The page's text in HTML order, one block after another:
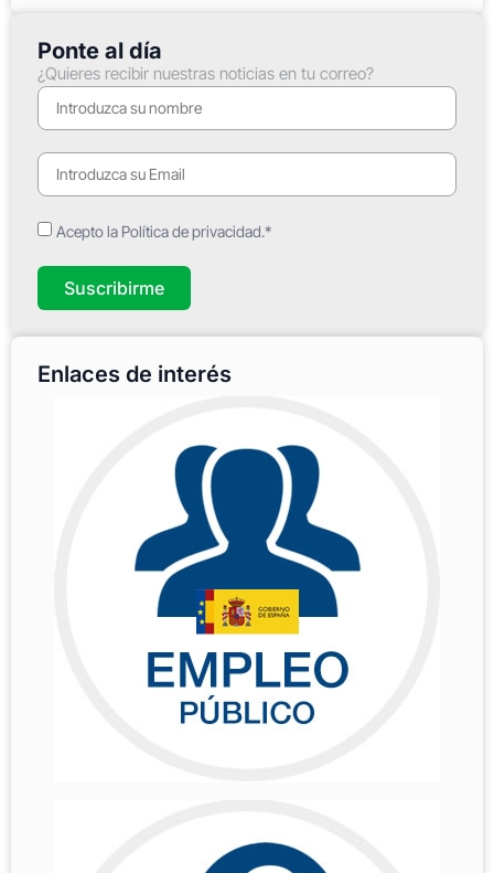
Ponte al día
¿Quieres recibir nuestras noticias en tu correo?
Acepto la Política de privacidad.*
Suscribirme
Enlaces de interés